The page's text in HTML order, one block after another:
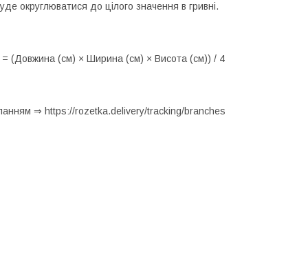
округлюватися до цілого значення в гривні.
= (Довжина (см) × Ширина (см) × Висота (см)) / 4
⇒ https://rozetka.delivery/tracking/branches